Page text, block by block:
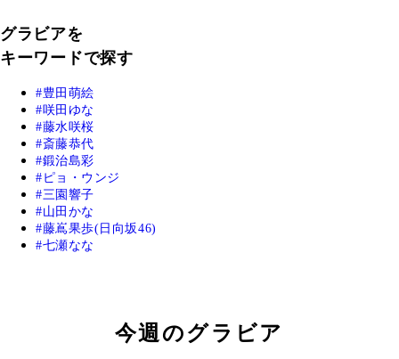
グラビアを
キーワードで探す
豊田萌絵
咲田ゆな
藤水咲桜
斎藤恭代
鍛治島彩
ピョ・ウンジ
三園響子
山田かな
藤嶌果歩(日向坂46)
七瀬なな
今週のグラビア